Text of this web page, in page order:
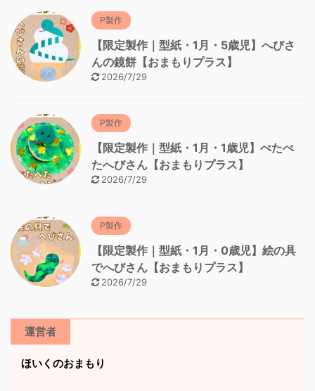
P製作
【限定製作｜型紙・1月・5歳児】へびさ
んの鏡餅【おまもりプラス】
2026/7/29
P製作
【限定製作｜型紙・1月・1歳児】ぺたぺ
たへびさん【おまもりプラス】
2026/7/29
P製作
【限定製作｜型紙・1月・0歳児】絵の具
でへびさん【おまもりプラス】
2026/7/29
運営者
ほいくのおまもり